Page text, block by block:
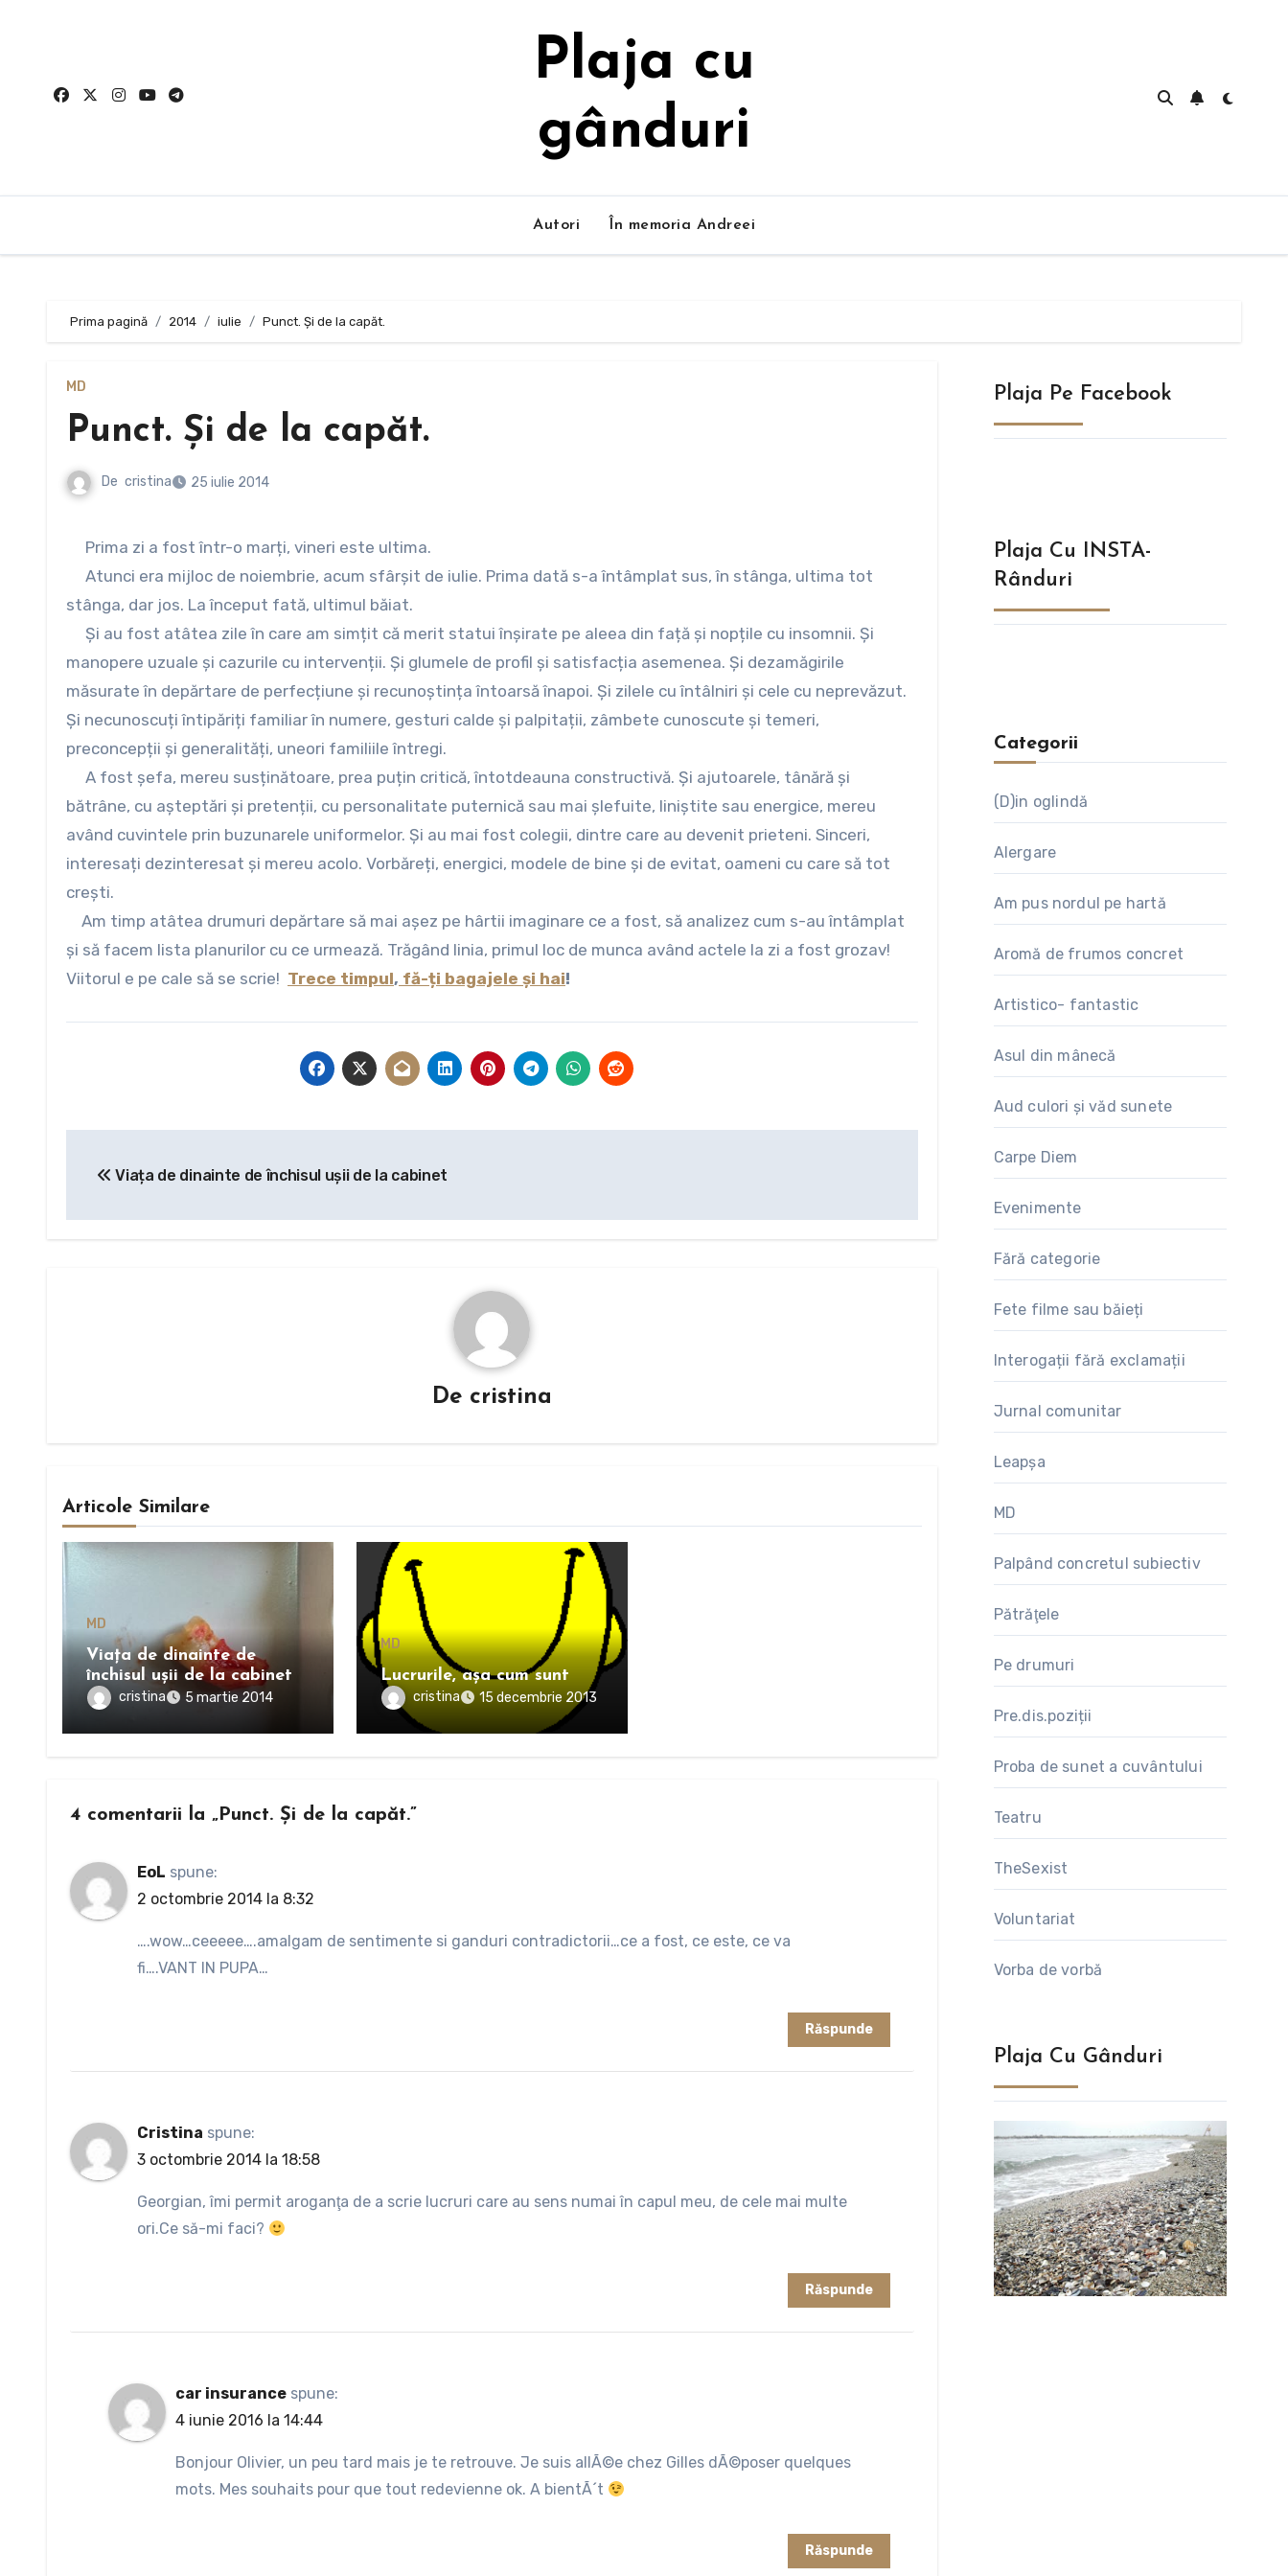
Plaja cu
gânduri
Autori În memoria Andreei
Prima pagină 2014 iulie Punct. Și de la capăt.
MD
Punct. Și de la capăt.
De cristina 25 iulie 2014
Prima zi a fost într-o marți, vineri este ultima.
Atunci era mijloc de noiembrie, acum sfârșit de iulie. Prima dată s-a întâmplat sus, în stânga, ultima tot
stânga, dar jos. La început fată, ultimul băiat.
Și au fost atâtea zile în care am simțit că merit statui înșirate pe aleea din față și nopțile cu insomnii. Și
manopere uzuale și cazurile cu intervenții. Și glumele de profil și satisfacția asemenea. Și dezamăgirile
măsurate în depărtare de perfecțiune și recunoștința întoarsă înapoi. Și zilele cu întâlniri și cele cu neprevăzut.
Și necunoscuți întipăriți familiar în numere, gesturi calde și palpitații, zâmbete cunoscute și temeri,
preconcepții și generalități, uneori familiile întregi.
A fost șefa, mereu susținătoare, prea puțin critică, întotdeauna constructivă. Și ajutoarele, tânără și
bătrâne, cu așteptări și pretenții, cu personalitate puternică sau mai șlefuite, liniștite sau energice, mereu
având cuvintele prin buzunarele uniformelor. Și au mai fost colegii, dintre care au devenit prieteni. Sinceri,
interesați dezinteresat și mereu acolo. Vorbăreți, energici, modele de bine și de evitat, oameni cu care să tot
crești.
Am timp atâtea drumuri depărtare să mai așez pe hârtii imaginare ce a fost, să analizez cum s-au întâmplat
și să facem lista planurilor cu ce urmează. Trăgând linia, primul loc de munca având actele la zi a fost grozav!
Viitorul e pe cale să se scrie! Trece timpul, fă-ți bagajele și hai!
articole
Viața de dinainte de închisul ușii de la cabinet
De cristina
Articole Similare
MD
Viața de dinainte de
închisul ușii de la cabinet
cristina 5 martie 2014
MD
Lucrurile, așa cum sunt
cristina 15 decembrie 2013
4 comentarii la „Punct. Și de la capăt.”
EoL spune:
2 octombrie 2014 la 8:32
….wow…ceeeee….amalgam de sentimente si ganduri contradictorii…ce a fost, ce este, ce va
fi….VANT IN PUPA…
Răspunde
Cristina spune:
3 octombrie 2014 la 18:58
Georgian, îmi permit aroganţa de a scrie lucruri care au sens numai în capul meu, de cele mai multe
ori.Ce să-mi faci?
Răspunde
car insurance spune:
4 iunie 2016 la 14:44
Bonjour Olivier, un peu tard mais je te retrouve. Je suis allÃ©e chez Gilles dÃ©poser quelques
mots. Mes souhaits pour que tout redevienne ok. A bientÃ´t
Răspunde
Plaja Pe Facebook
Plaja Cu INSTA-
Rânduri
Categorii
(D)in oglindă
Alergare
Am pus nordul pe hartă
Aromă de frumos concret
Artistico- fantastic
Asul din mânecă
Aud culori și văd sunete
Carpe Diem
Evenimente
Fără categorie
Fete filme sau băieți
Interogații fără exclamații
Jurnal comunitar
Leapșa
MD
Palpând concretul subiectiv
Pătrăţele
Pe drumuri
Pre.dis.poziții
Proba de sunet a cuvântului
Teatru
TheSexist
Voluntariat
Vorba de vorbă
Plaja Cu Gânduri